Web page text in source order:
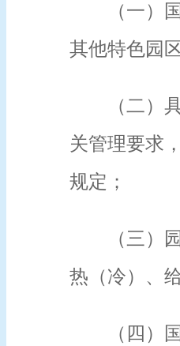
（一）
其他特色园
（二）
关管理要求
规定；
（三）
热（冷）、
（四）